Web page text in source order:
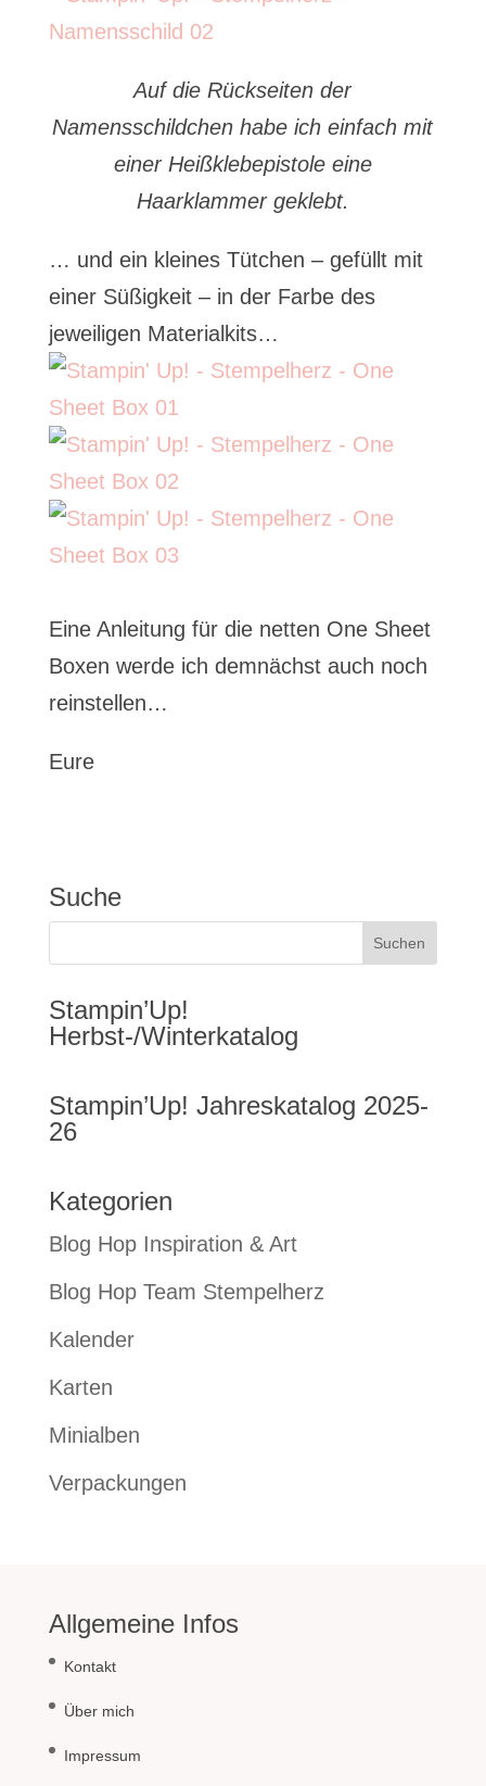
Auf die Rückseiten der
Namensschildchen habe ich einfach mit
einer Heißklebepistole eine
Haarklammer geklebt.
… und ein kleines Tütchen – gefüllt mit
einer Süßigkeit – in der Farbe des
jeweiligen Materialkits…
Eine Anleitung für die netten One Sheet
Boxen werde ich demnächst auch noch
reinstellen…
Eure
Suche
Stampin’Up!
Herbst-/Winterkatalog
Stampin’Up! Jahreskatalog 2025-
26
Kategorien
Blog Hop Inspiration & Art
Blog Hop Team Stempelherz
Kalender
Karten
Minialben
Verpackungen
Allgemeine Infos
Kontakt
Über mich
Impressum